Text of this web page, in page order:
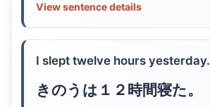
View sentence details
I slept twelve hours yesterday.
きのうは１２時間寝た。